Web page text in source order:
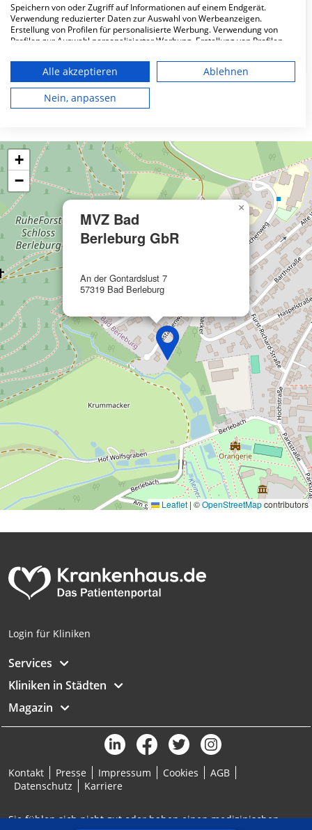
Wie ist die Telefonnummer von MVZ Bad
Berleburg GbR?
Karte
MVZ Bad
Berleburg GbR
An der Gontardslust 7
57319 Bad Berleburg
×
+
−
Leaflet | ©OpenStreetMapcontributors
Login für Kliniken
Services
Kliniken in Städten
Magazin
Kontakt Presse Impressum Cookies
AGB
Datenschutz
Karriere
Sie fühlen sich nicht gut oder haben einen medizinischen
Speichern von oder Zugriff auf Informationen auf einem Endgerät.
Verwendung reduzierter Daten zur Auswahl von Werbeanzeigen.
Erstellung von Profilen für personalisierte Werbung. Verwendung von
Profilen zur Auswahl personalisierter Werbung. Erstellung von Profilen
personalisierter Inhalte. Messung der Werbeleistung. Messung der
Performance von Inhalten. Analyse von Zielgruppen durch Statistiken
oder Kombinationen von Daten aus verschiedenen Quellen. Entwicklung
und Verbesserung der Angebote. Verwendung reduzierter Daten zur
Auswahl von Inhalten.
Ihre Einwilligung und die cookie Richtlinie gelten ausschließlich für diese
Website/App.
Partnerliste anzeigen (1 IAB-Anbieter)
Wir nutzen Ihre Daten für folgende Zwecke:
IAB-Verarbeitungszwecke:
Speichern von oder Zugriff auf
Informationen auf einem Endgerät
Verwendung reduzierter Daten zur Auswahl
von Werbeanzeigen
Erstellung von Profilen für personalisierte
Werbung
Verwendung von Profilen zur Auswahl
personalisierter Werbung
Erstellung von Profilen zur Personalisierung
Verwendung von Profilen zur Auswahl
personalisierter Inhalte
Messung der Werbeleistung
Messung der Performance von Inhalten
Analyse von Zielgruppen durch Statistiken
Entwicklung und Verbesserung der
Angebote
von Inhalten
IAB-Besonderheiten:
Verwendung genauer Standortdaten
Geräte anhand von aktiv angeforderten
Nicht-IAB-Verarbeitungszwecke:
Notwendig
Performance
Funktional
Alle akzeptieren
Ablehnen
Nein, anpassen